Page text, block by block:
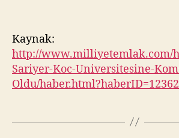
Kaynak:
http://www.milliyetemlak.com/
Sariyer-Koc-Universitesine-
Oldu/haber.html?haberID=12362